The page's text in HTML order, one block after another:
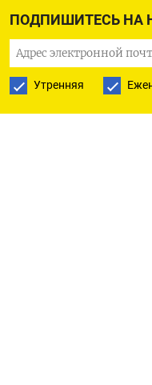
ПОДПИШИТЕСЬ НА
Утренняя
поднялась на 1 б.п.